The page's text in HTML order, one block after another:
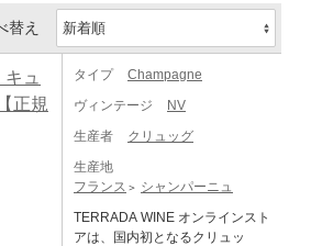
替え
ュ
正規
タイプ
Champagne
ヴィンテージ
NV
生産者
クリュッグ
生産地
フランス
シャンパーニュ
TERRADA WINE オンラインスト
アは、国内初となるクリュッ